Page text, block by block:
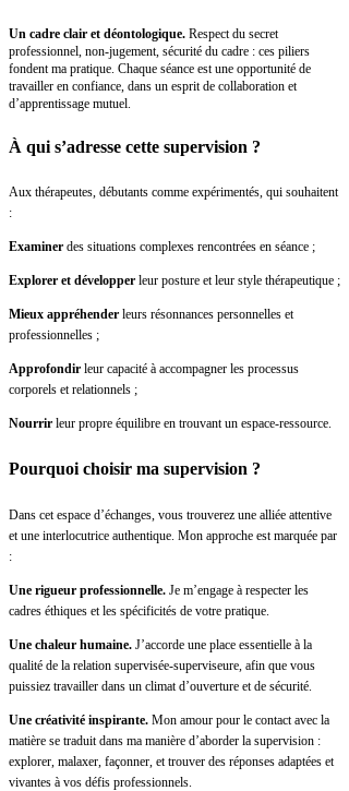
Un cadre clair et déontologique. Respect du secret
professionnel, non-jugement, sécurité du cadre : ces piliers
fondent ma pratique. Chaque séance est une opportunité de
travailler en confiance, dans un esprit de collaboration et
d’apprentissage mutuel.
À qui s’adresse cette supervision ?
Aux thérapeutes, débutants comme expérimentés, qui souhaitent
:
Examiner des situations complexes rencontrées en séance ;
Explorer et développer leur posture et leur style thérapeutique ;
Mieux appréhender leurs résonnances personnelles et
professionnelles ;
Approfondir leur capacité à accompagner les processus
corporels et relationnels ;
Nourrir leur propre équilibre en trouvant un espace-ressource.
Pourquoi choisir ma supervision ?
Dans cet espace d’échanges, vous trouverez une alliée attentive
et une interlocutrice authentique. Mon approche est marquée par
:
Une rigueur professionnelle. Je m’engage à respecter les
cadres éthiques et les spécificités de votre pratique.
Une chaleur humaine. J’accorde une place essentielle à la
qualité de la relation supervisée-superviseure, afin que vous
puissiez travailler dans un climat d’ouverture et de sécurité.
Une créativité inspirante. Mon amour pour le contact avec la
matière se traduit dans ma manière d’aborder la supervision :
explorer, malaxer, façonner, et trouver des réponses adaptées et
vivantes à vos défis professionnels.